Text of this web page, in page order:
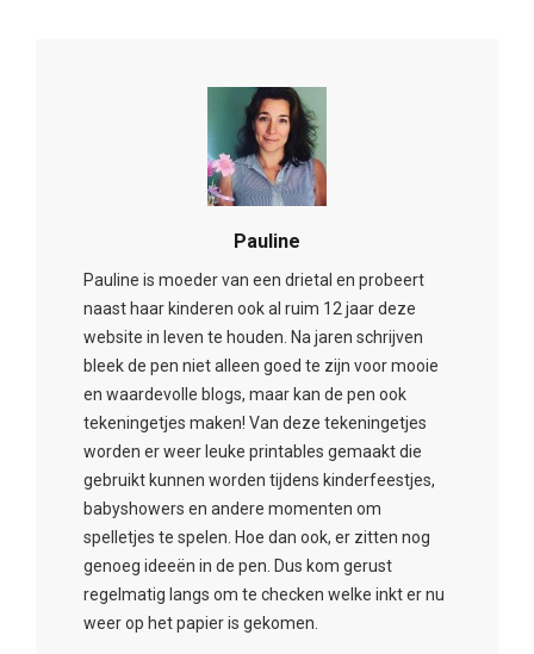
Pauline
Pauline is moeder van een drietal en probeert
naast haar kinderen ook al ruim 12 jaar deze
website in leven te houden. Na jaren schrijven
bleek de pen niet alleen goed te zijn voor mooie
en waardevolle blogs, maar kan de pen ook
tekeningetjes maken! Van deze tekeningetjes
worden er weer leuke printables gemaakt die
gebruikt kunnen worden tijdens kinderfeestjes,
babyshowers en andere momenten om
spelletjes te spelen. Hoe dan ook, er zitten nog
genoeg ideeën in de pen. Dus kom gerust
regelmatig langs om te checken welke inkt er nu
weer op het papier is gekomen.